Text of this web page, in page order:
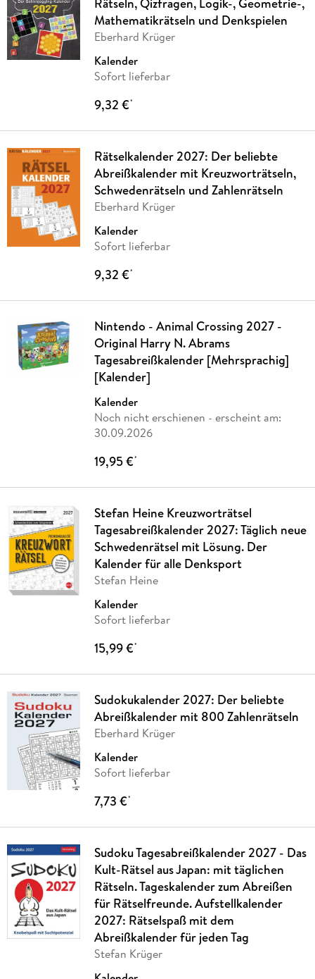
Mathematikrätseln und Denkspielen
Eberhard Krüger
Kalender
Sofort lieferbar
9,32 €*
Rätselkalender 2027: Der beliebte
Abreißkalender mit Kreuzworträtseln,
Schwedenrätseln und Zahlenrätseln
Eberhard Krüger
Kalender
Sofort lieferbar
9,32 €*
Nintendo - Animal Crossing 2027 -
Original Harry N. Abrams
Tagesabreißkalender [Mehrsprachig]
[Kalender]
Kalender
Noch nicht erschienen - erscheint am:
30.09.2026
19,95 €*
Stefan Heine Kreuzworträtsel
Tagesabreißkalender 2027: Täglich neue
Schwedenrätsel mit Lösung. Der
Kalender für alle Denksport
Stefan Heine
Kalender
Sofort lieferbar
15,99 €*
Sudokukalender 2027: Der beliebte
Abreißkalender mit 800 Zahlenrätseln
Eberhard Krüger
Kalender
Sofort lieferbar
7,73 €*
Sudoku Tagesabreißkalender 2027 - Das
Kult-Rätsel aus Japan: mit täglichen
Rätseln. Tageskalender zum Abreißen
für Rätselfreunde. Aufstellkalender
2027: Rätselspaß mit dem
Abreißkalender für jeden Tag
Stefan Krüger